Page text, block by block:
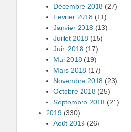
Décembre 2018 (27)
Février 2018 (11)
Janvier 2018 (13)
Juillet 2018 (15)
Juin 2018 (17)
Mai 2018 (19)
Mars 2018 (17)
Novembre 2018 (23)
Octobre 2018 (25)
Septembre 2018 (21)
2019 (330)
Août 2019 (26)